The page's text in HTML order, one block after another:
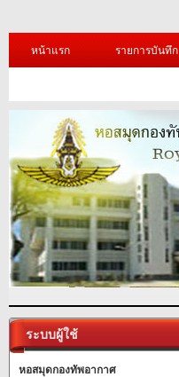
หน้าแรก รายการบันทึก
ระบบผู้ใช้
หอสมุดกองทัพอากาศ